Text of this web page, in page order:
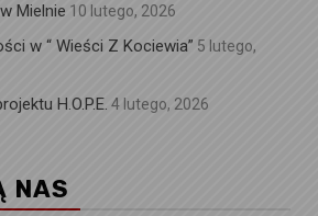
Mielnie 10 lutego, 2026
w “ Wieści Z Kociewia” 5 lutego,
H.O.P.E. 4 lutego, 2026
NAS